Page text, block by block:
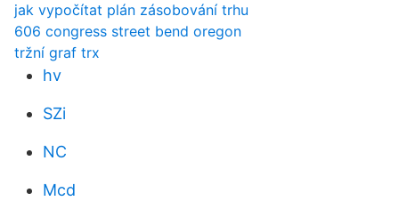
jak vypočítat plán zásobování trhu
606 congress street bend oregon
tržní graf trx
hv
SZi
NC
Mcd